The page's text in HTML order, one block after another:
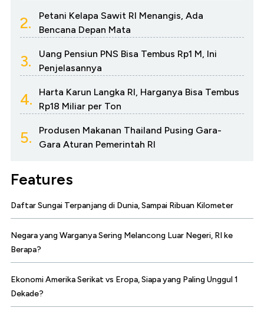
2.
Petani Kelapa Sawit RI Menangis, Ada
Bencana Depan Mata
3.
Uang Pensiun PNS Bisa Tembus Rp1 M, Ini
Penjelasannya
4.
Harta Karun Langka RI, Harganya Bisa Tembus
Rp18 Miliar per Ton
5.
Produsen Makanan Thailand Pusing Gara-
Gara Aturan Pemerintah RI
Features
Daftar Sungai Terpanjang di Dunia, Sampai Ribuan Kilometer
Negara yang Warganya Sering Melancong Luar Negeri, RI ke
Berapa?
Ekonomi Amerika Serikat vs Eropa, Siapa yang Paling Unggul 1
Dekade?